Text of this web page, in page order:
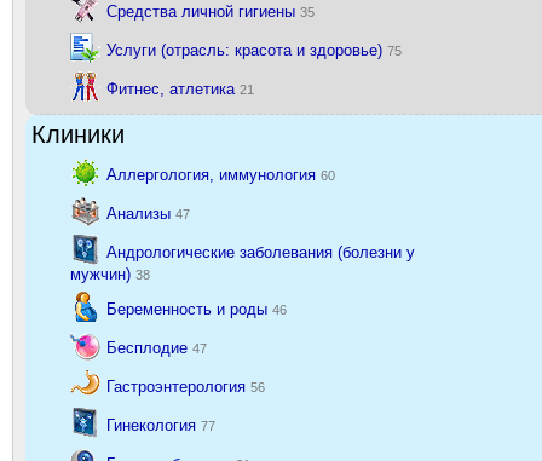
Средства личной гигиены 35
Услуги (отрасль: красота и здоровье) 75
Фитнес, атлетика 21
Клиники
Аллергология, иммунология 60
Анализы 47
Андрологические заболевания (болезни у
мужчин) 38
Беременность и роды 46
Бесплодие 47
Гастроэнтерология 56
Гинекология 77